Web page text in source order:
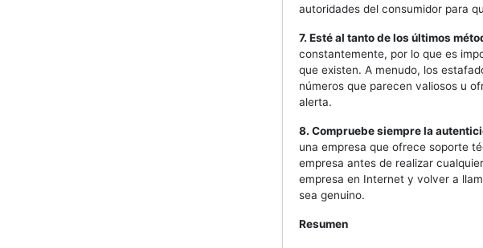
autoridades del consumidor para
7. Esté al tanto de los últimos
constantemente, por lo que es
que existen. A menudo, los
números que parecen valiosos u
alerta.
8. Compruebe siempre la
una empresa que ofrece soporte
empresa antes de realizar
empresa en Internet y volver a
sea genuino.
Resumen